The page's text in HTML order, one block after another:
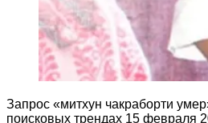
Запрос «митхун чакраборти
поисковых трендах 15 февраля